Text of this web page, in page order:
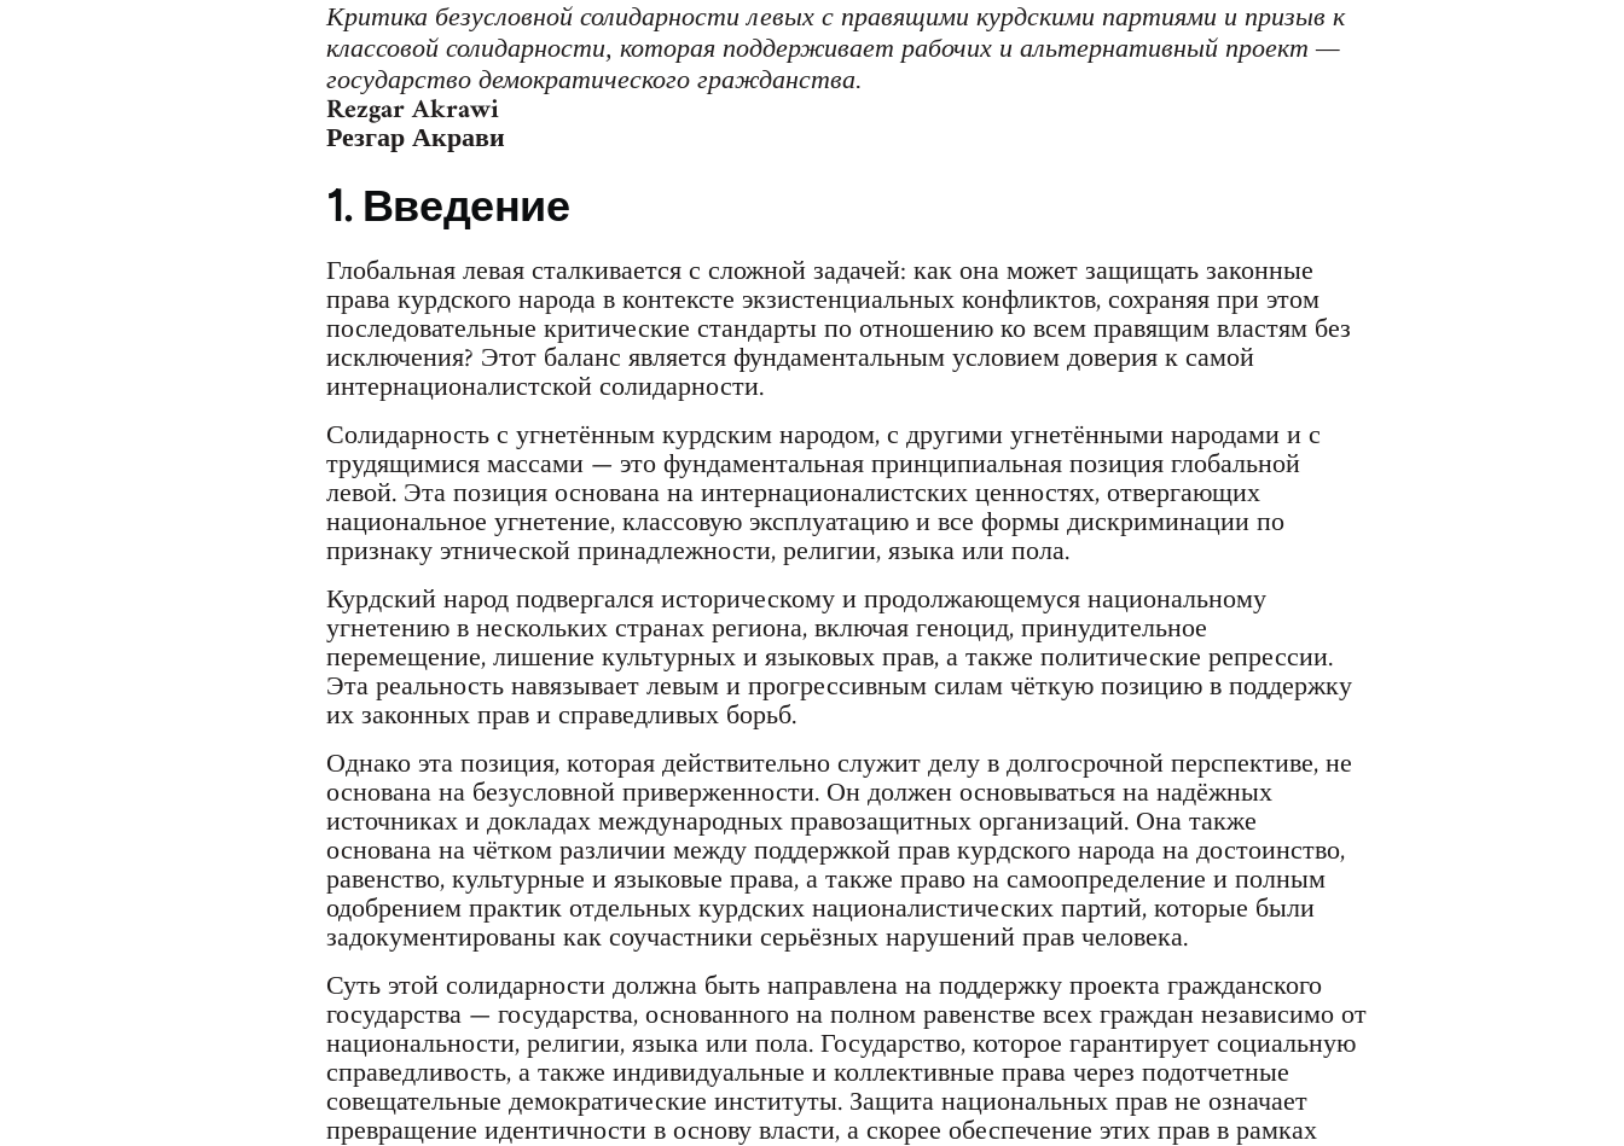
Критика безусловной солидарности левых с правящими курдскими партиями и призыв к
классовой солидарности, которая поддерживает рабочих и альтернативный проект —
государство демократического гражданства.
Rezgar Akrawi
Резгар Акрави
1. Введение
Глобальная левая сталкивается с сложной задачей: как она может защищать законные
права курдского народа в контексте экзистенциальных конфликтов, сохраняя при этом
последовательные критические стандарты по отношению ко всем правящим властям без
исключения? Этот баланс является фундаментальным условием доверия к самой
интернационалистской солидарности.
Солидарность с угнетённым курдским народом, с другими угнетёнными народами и с
трудящимися массами — это фундаментальная принципиальная позиция глобальной
левой. Эта позиция основана на интернационалистских ценностях, отвергающих
национальное угнетение, классовую эксплуатацию и все формы дискриминации по
признаку этнической принадлежности, религии, языка или пола.
Курдский народ подвергался историческому и продолжающемуся национальному
угнетению в нескольких странах региона, включая геноцид, принудительное
перемещение, лишение культурных и языковых прав, а также политические репрессии.
Эта реальность навязывает левым и прогрессивным силам чёткую позицию в поддержку
их законных прав и справедливых борьб.
Однако эта позиция, которая действительно служит делу в долгосрочной перспективе, не
основана на безусловной приверженности. Он должен основываться на надёжных
источниках и докладах международных правозащитных организаций. Она также
основана на чётком различии между поддержкой прав курдского народа на достоинство,
равенство, культурные и языковые права, а также право на самоопределение и полным
одобрением практик отдельных курдских националистических партий, которые были
задокументированы как соучастники серьёзных нарушений прав человека.
Суть этой солидарности должна быть направлена на поддержку проекта гражданского
государства — государства, основанного на полном равенстве всех граждан независимо от
национальности, религии, языка или пола. Государство, которое гарантирует социальную
справедливость, а также индивидуальные и коллективные права через подотчетные
совещательные демократические институты. Защита национальных прав не означает
превращение идентичности в основу власти, а скорее обеспечение этих прав в рамках